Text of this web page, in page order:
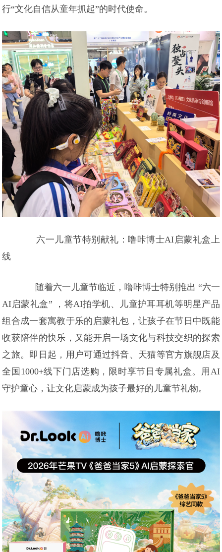
行“文化自信从童年抓起”的时代使命。
六一儿童节特别献礼：噜咔博士AI启蒙礼盒上
线
随着六一儿童节临近，噜咔博士特别推出 “六一
AI启蒙礼盒” ，将AI拍学机、儿童护耳耳机等明星产品
组合成一套寓教于乐的启蒙礼包，让孩子在节日中既能
收获陪伴的快乐，又能开启一场文化与科技交织的探索
之旅。即日起，用户可通过抖音、天猫等官方旗舰店及
全国1000+线下门店选购，限时享节日专属礼盒。用AI
守护童心，让文化启蒙成为孩子最好的儿童节礼物。